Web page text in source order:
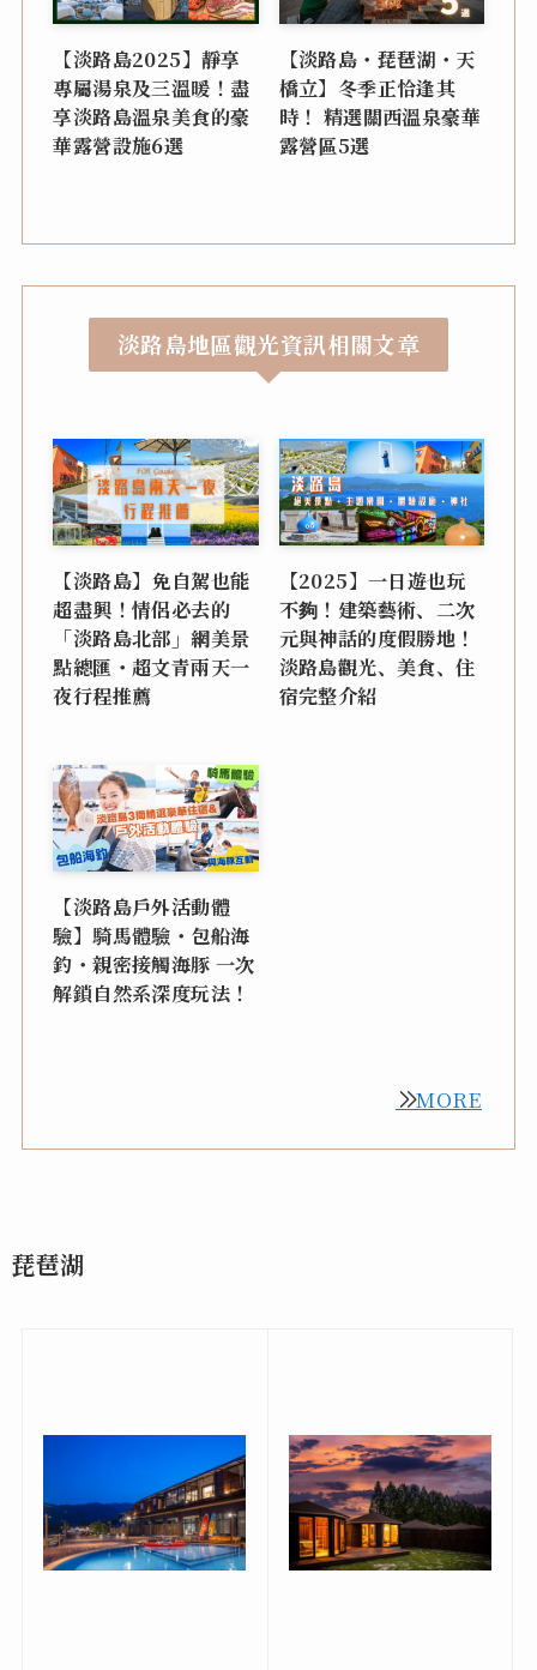
【淡路島2025】靜享
專屬湯泉及三溫暖！盡
享淡路島溫泉美食的豪
華露營設施6選
【淡路島・琵琶湖・天
橋立】冬季正恰逢其
時！ 精選關西溫泉豪華
露營區5選
淡路島地區觀光資訊相關文章
【淡路島】免自駕也能
超盡興！情侶必去的
「淡路島北部」網美景
點總匯・超文青兩天一
夜行程推薦
【2025】一日遊也玩
不夠！建築藝術、二次
元與神話的度假勝地！
淡路島觀光、美食、住
宿完整介紹
【淡路島戶外活動體
驗】騎馬體驗・包船海
釣・親密接觸海豚 一次
解鎖自然系深度玩法！
MORE
琵琶湖